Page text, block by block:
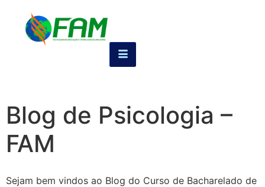
Blog de Psicologia –
FAM
Sejam bem vindos ao Blog do Curso de Bacharelado de